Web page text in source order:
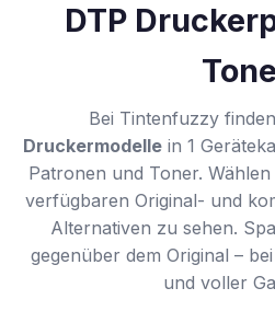
DTP
Bei Tintenfuzzy
Druckermodelle in 1
Patronen und Toner.
verfügbaren Original- und
Alternativen zu sehen.
gegenüber dem Original –
und voller